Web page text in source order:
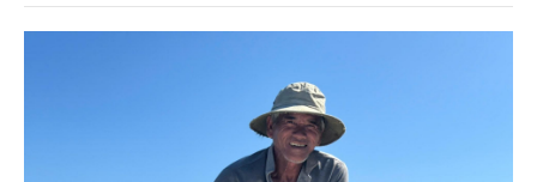
miền Trung xưa cũ.